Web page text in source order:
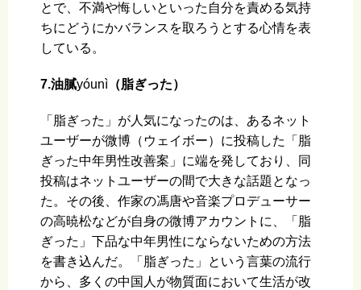
とで、不満や悔しいといった自分を責める気持
ちにどうにかバランスを取ろうとする心情を表
している。
7.油膩yóunì （脂ぎった）
「脂ぎった」が人気になったのは、あるネット
ユーザーが微博（ウェイボー）に投稿した「脂
ぎった中年男性改善案」に端を発しており、同
投稿はネットユーザーの間で大きな話題となっ
た。その後、作家の馮唐や音楽プロデューサー
の高暁松などが自身の微博アカウントに、「脂
ぎった」下品な中年男性にならないための方法
を書き込んだ。「脂ぎった」という言葉の流行
から、多くの中国人が物質面において生活が改